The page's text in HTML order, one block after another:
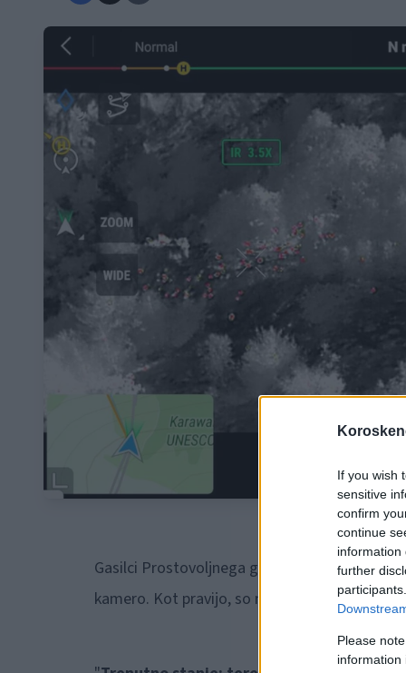
If you wish
sensitive
confirm
continue
information
further
Please
information
Gasilci Prostovoljnega gasilskega društva
kamero. Kot pravijo, so našli nekaj žarišč, ki